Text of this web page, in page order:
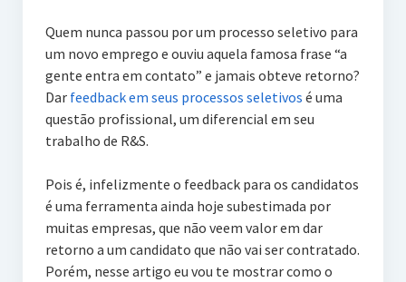
Quem nunca passou por um processo seletivo para
um novo emprego e ouviu aquela famosa frase “a
gente entra em contato” e jamais obteve retorno?
Dar feedback em seus processos seletivos é uma
questão profissional, um diferencial em seu
trabalho de R&S.
Pois é, infelizmente o feedback para os candidatos
é uma ferramenta ainda hoje subestimada por
muitas empresas, que não veem valor em dar
retorno a um candidato que não vai ser contratado.
Porém, nesse artigo eu vou te mostrar como o